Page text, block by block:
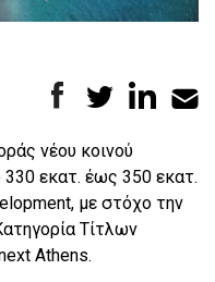
νέου κοινού
330 εκατ. έως 350 εκατ.
με στόχο την
Τίτλων
Athens.